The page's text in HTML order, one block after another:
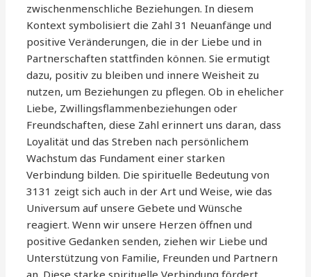
zwischenmenschliche Beziehungen. In diesem
Kontext symbolisiert die Zahl 31 Neuanfänge und
positive Veränderungen, die in der Liebe und in
Partnerschaften stattfinden können. Sie ermutigt
dazu, positiv zu bleiben und innere Weisheit zu
nutzen, um Beziehungen zu pflegen. Ob in ehelicher
Liebe, Zwillingsflammenbeziehungen oder
Freundschaften, diese Zahl erinnert uns daran, dass
Loyalität und das Streben nach persönlichem
Wachstum das Fundament einer starken
Verbindung bilden. Die spirituelle Bedeutung von
3131 zeigt sich auch in der Art und Weise, wie das
Universum auf unsere Gebete und Wünsche
reagiert. Wenn wir unsere Herzen öffnen und
positive Gedanken senden, ziehen wir Liebe und
Unterstützung von Familie, Freunden und Partnern